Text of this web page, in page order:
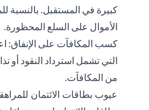
كبيرة في المستقبل. بالنسبة
الأموال على السلع المحظورة.
كسب المكافآت على الإنفاق:
التي تشمل استرداد النقود أو
من المكافآت.
عيوب بطاقات الائتمان